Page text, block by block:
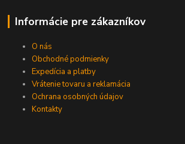
Informácie pre zákazníkov
O nás
Obchodné podmienky
Expedícia a platby
Vrátenie tovaru a reklamácia
Ochrana osobných údajov
Kontakty